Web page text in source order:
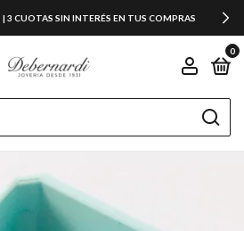
3 CUOTAS SIN INTERÉS EN TUS COMPRAS
0